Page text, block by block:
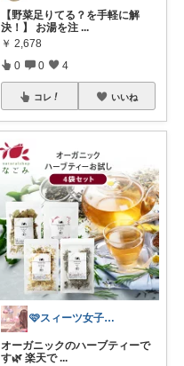
【野菜足りてる？を手軽に解
決！】 お湯を注 ...
￥ 2,678
0 0 4
コレ いいね
🩷スィーツ女子向けのお菓子ROOM🩷
オーガニックのハーブティーで
す🌿 楽天で ...